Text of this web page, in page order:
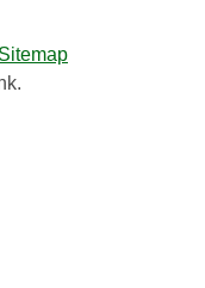
Sitemap